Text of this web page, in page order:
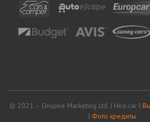
© 2021 – Onspire Marketing Ltd. | Hire.car |
| Фото кредиты